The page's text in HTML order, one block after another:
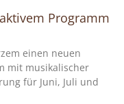
Programm
einen neuen
mit musikalischer
für Juni, Juli und